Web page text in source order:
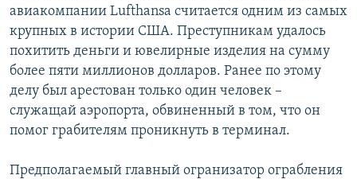
авиакомпании Lufthansa считается одним из самых
крупных в истории США. Преступникам удалось
похитить деньги и ювелирные изделия на сумму
более пяти миллионов долларов. Ранее по этому
делу был арестован только один человек –
служащай аэропорта, обвиненный в том, что он
помог грабителям проникнуть в терминал.
Предполагаемый главный огранизатор ограбления